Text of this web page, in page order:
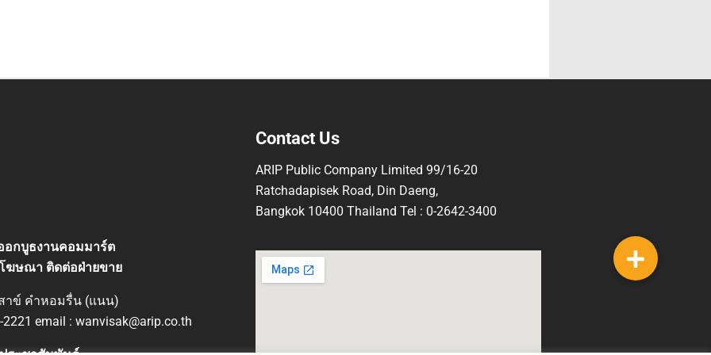
กบูธงานคอมมาร์ต
ฆษณา ติดต่อฝ่ายขาย
ข์ คำหอมรื่น (แนน)
2221 email : wanvisak@arip.co.th
Contact Us
ARIP Public Company Limited 99/16-20
Ratchadapisek Road, Din Daeng,
Bangkok 10400 Thailand Tel : 0-2642-3400